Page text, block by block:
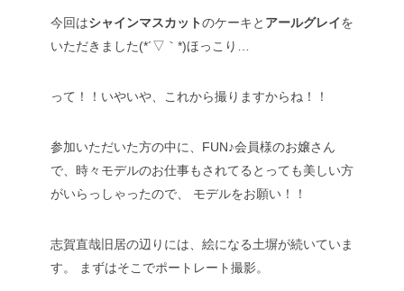
今回はシャインマスカットのケーキと アールグレイを
いただきました(*´▽｀*)ほっこり…
って！！いやいや、これから撮りますからね！！
参加いただいた方の中に、FUN♪会員様のお嬢さん
で、時々モデルのお仕事もされてるとっても美しい方
がいらっしゃったので、
モデルをお願い！！
志賀直哉旧居の辺りには、絵になる土塀が続いていま
す。
まずはそこでポートレート撮影。